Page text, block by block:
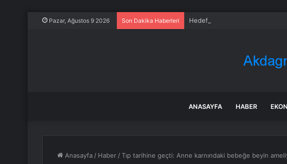
Pazar, Ağustos 9 2026 Son Dakika Haberleri Hedefleri İstanbul
ANASAYFA HABER
Anasayfa / Haber /Tıp tarihine geçti: Anne karnındaki bebeğe beyin